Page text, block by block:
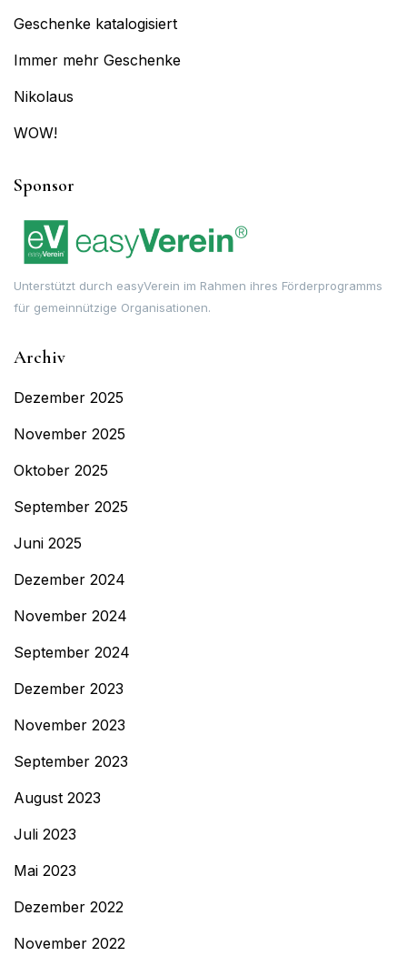
Geschenke katalogisiert
Immer mehr Geschenke
Nikolaus
WOW!
Sponsor
Unterstützt durch easyVerein im Rahmen ihres Förderprogramms
für gemeinnützige Organisationen.
Archiv
Dezember 2025
November 2025
Oktober 2025
September 2025
Juni 2025
Dezember 2024
November 2024
September 2024
Dezember 2023
November 2023
September 2023
August 2023
Juli 2023
Mai 2023
Dezember 2022
November 2022